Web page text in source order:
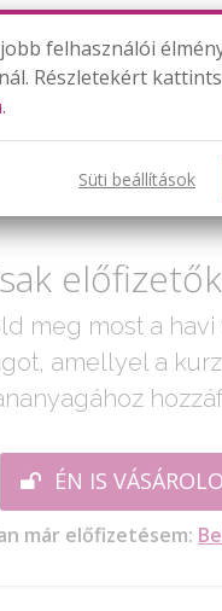
1000-es
lépés:
meg most a havi
amellyel a
ÉN IS
már előfizetésem:
felhasználói
Részletekért kattints
Süti beállítások